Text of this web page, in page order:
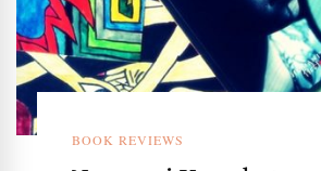
BOOK REVIEWS